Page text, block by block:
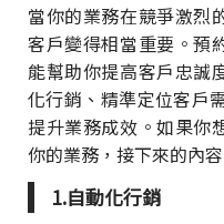
當你的業務在競爭激烈
客戶變得相當重要。預
能幫助你提高客戶忠誠
化行銷、精準定位客戶
提升業務成效。如果你
你的業務，接下來的內
1.自動化行銷